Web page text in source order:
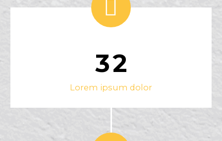


32
Lorem ipsum dolor